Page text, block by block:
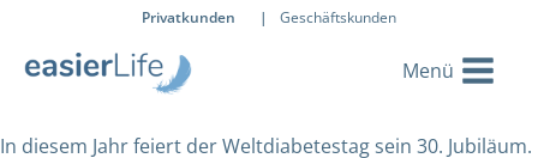
Privatkunden | Geschäftskunden
In diesem Jahr feiert der Weltdiabetestag sein 30. Jubiläum.